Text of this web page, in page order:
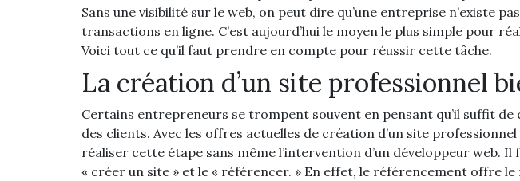
Sans une visibilité sur le web, on peut dire qu’une entreprise n’existe
transactions en ligne. C’est aujourd’hui le moyen le plus simple pour
Voici tout ce qu’il faut prendre en compte pour réussir cette tâche.
La création d’un site professionnel
Certains entrepreneurs se trompent souvent en pensant qu’il suffit
des clients. Avec les offres actuelles de création d’un site
réaliser cette étape sans même l’intervention d’un développeur web.
« créer un site » et le « référencer. » En effet, le référencement offre